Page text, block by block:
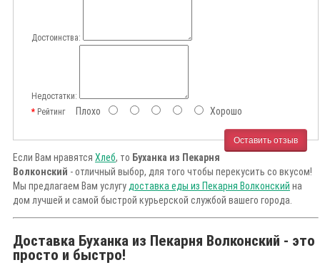
Достоинства:
Недостатки:
РейтингПлохо Хорошо
Оставить отзыв
Если Вам нравятся Хлеб, то Буханка из Пекарня
Волконский - отличный выбор, для того чтобы перекусить со вкусом!
Мы предлагаем Вам услугу доставка еды из Пекарня Волконский на
дом лучшей и самой быстрой курьерской службой вашего города.
Доставка Буханка из Пекарня Волконский - это
просто и быстро!